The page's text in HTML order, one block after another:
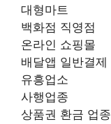
대형마트
백화점 직영점
온라인 쇼핑몰
배달앱 일반결제
유흥업소
사행업종
상품권 환금 업종